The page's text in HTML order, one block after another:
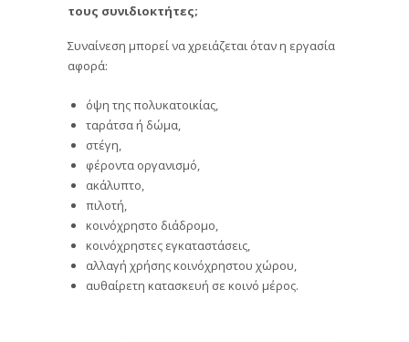
τους συνιδιοκτήτες;
Συναίνεση μπορεί να χρειάζεται όταν η εργασία
αφορά:
όψη της πολυκατοικίας,
ταράτσα ή δώμα,
στέγη,
φέροντα οργανισμό,
ακάλυπτο,
πιλοτή,
κοινόχρηστο διάδρομο,
κοινόχρηστες εγκαταστάσεις,
αλλαγή χρήσης κοινόχρηστου χώρου,
αυθαίρετη κατασκευή σε κοινό μέρος.